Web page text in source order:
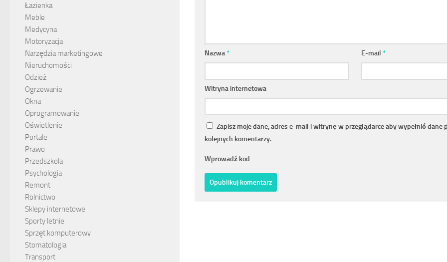
Nazwa* E-mail*
Witryna internetowa
Zapisz moje dane, adres e-mail i witrynę w przeglądarce aby wypełnić dane
kolejnych komentarzy.
Wprowadź kod
Łazienka
Meble
Medycyna
Motoryzacja
Narzędzia marketingowe
Nieruchomości
Odzież
Ogrzewanie
Okna
Oprogramowanie
Oświetlenie
Portale
Prawo
Przedszkola
Psychologia
Remont
Rolnictwo
Sklepy internetowe
Sporty letnie
Sprzęt komputerowy
Stomatologia
Transport